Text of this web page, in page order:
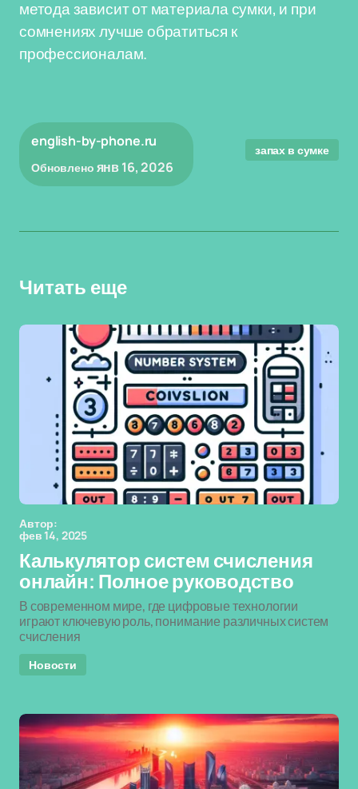
метода зависит от материала сумки, и при
сомнениях лучше обратиться к
профессионалам.
english-by-phone.ru
Обновлено янв 16, 2026
запах в сумке
Читать еще
Автор:
фев 14, 2025
Калькулятор систем счисления
онлайн: Полное руководство
В современном мире, где цифровые технологии
играют ключевую роль, понимание различных систем
счисления
Новости